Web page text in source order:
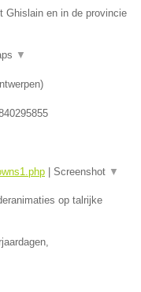
Ghislain en in de provincie
▼
)
Screenshot ▼
op talrijke